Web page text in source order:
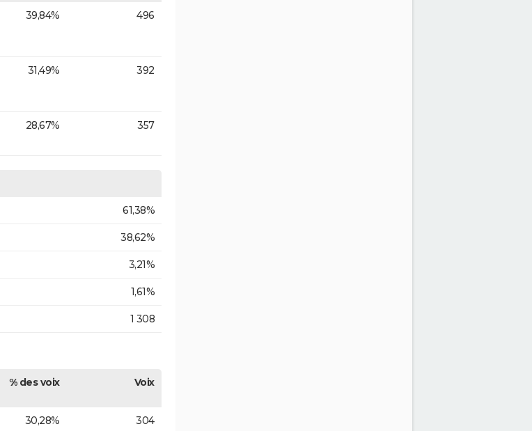
39,84% 496
31,49% 392
28,67% 357
61,38%
38,62%
3,21%
1,61%
1 308
% des voix Voix
30,28% 304